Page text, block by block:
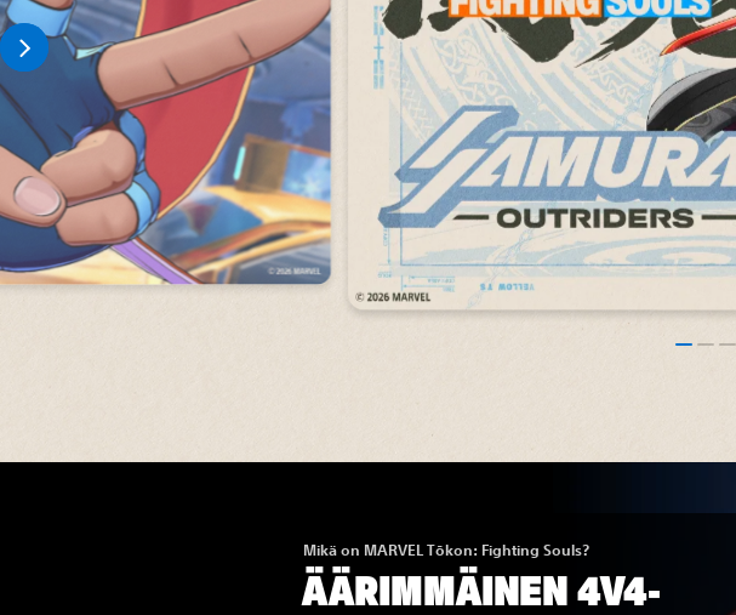
Mikä on MARVEL Tōkon: Fighting Souls?
ÄÄRIMMÄINEN 4V4-